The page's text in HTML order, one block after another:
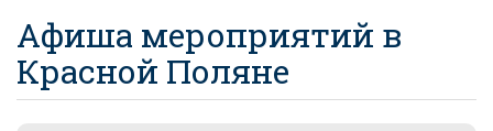
Афиша мероприятий в
Красной Поляне